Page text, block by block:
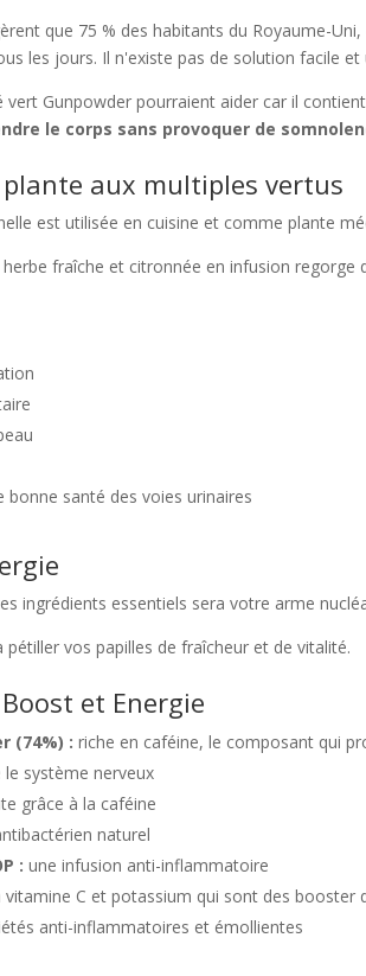
que 75 % des habitants du Royaume-
les jours. Il n'existe pas de solution facile et
vert Gunpowder pourraient aider car il
le corps sans provoquer de
aux multiples vertus
est utilisée en cuisine et comme plante
fraîche et citronnée en infusion
santé des voies urinaires
ingrédients essentiels sera votre arme
vos papilles de fraîcheur et de vitalité.
et Energie
(74%) :riche en caféine, le composant qui
le système nerveux
grâce à la caféine
naturel
:une infusion anti-inflammatoire
vitamine C et potassium qui sont des booster
anti-inflammatoires et émollientes